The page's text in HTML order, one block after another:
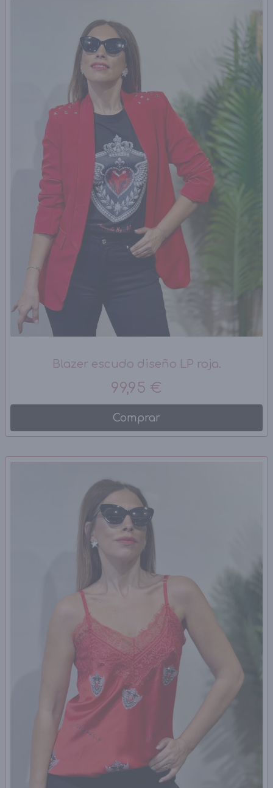
Blazer escudo diseño LP roja.
99,95 €
Comprar